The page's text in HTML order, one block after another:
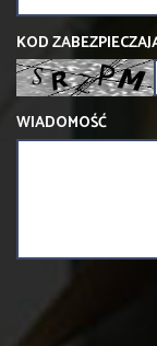
KOD
WIADOMOŚĆ